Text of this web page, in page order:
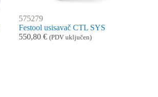
575279
Festool usisavač CTL SYS
550,80 € (PDV uključen)